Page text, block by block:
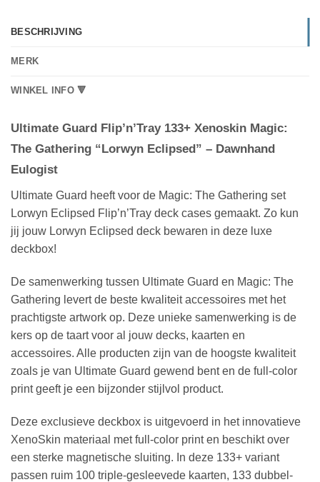
BESCHRIJVING
MERK
WINKEL INFO 🔻
Ultimate Guard Flip’n’Tray 133+ Xenoskin Magic:
The Gathering “Lorwyn Eclipsed” – Dawnhand
Eulogist
Ultimate Guard heeft voor de Magic: The Gathering set
Lorwyn Eclipsed Flip’n’Tray deck cases gemaakt. Zo kun
jij jouw Lorwyn Eclipsed deck bewaren in deze luxe
deckbox!
De samenwerking tussen Ultimate Guard en Magic: The
Gathering levert de beste kwaliteit accessoires met het
prachtigste artwork op. Deze unieke samenwerking is de
kers op de taart voor al jouw decks, kaarten en
accessoires. Alle producten zijn van de hoogste kwaliteit
zoals je van Ultimate Guard gewend bent en de full-color
print geeft je een bijzonder stijlvol product.
Deze exclusieve deckbox is uitgevoerd in het innovatieve
XenoSkin materiaal met full-color print en beschikt over
een sterke magnetische sluiting. In deze 133+ variant
passen ruim 100 triple-gesleevede kaarten, 133 dubbel-